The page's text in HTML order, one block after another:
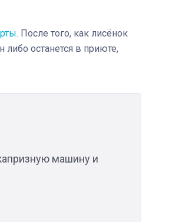
. После того, как лисёнок
либо останется в приюте,
машину и
Штурмовик огня. Казак Алексей
реальностью свою детскую